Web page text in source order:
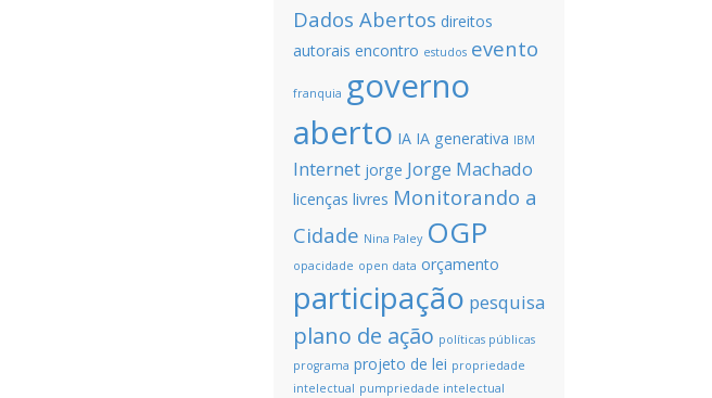
Dados Abertos direitos
autorais encontro estudos evento
franquia governo
aberto IA IA generativa IBM
Internet jorge Jorge Machado
licenças livres Monitorando a
Cidade Nina Paley OGP
opacidade open data orçamento
participação pesquisa
plano de ação políticas públicas
programa projeto de lei propriedade
intelectual pumpriedade intelectual